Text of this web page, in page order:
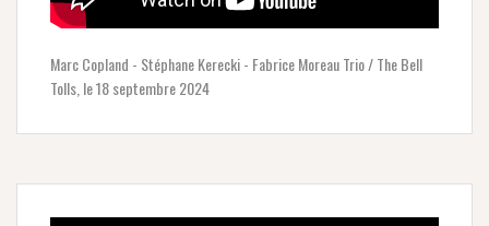
Marc Copland - Stéphane Kerecki - Fabrice Moreau Trio / The Bell
Tolls, le 18 septembre 2024